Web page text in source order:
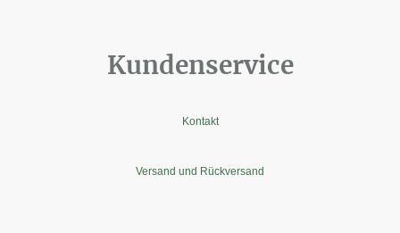
Kundenservice
Kontakt
Versand und Rückversand